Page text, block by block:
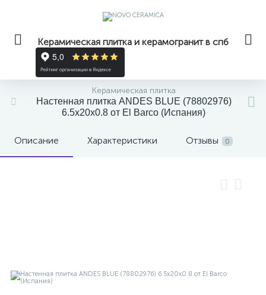
Керамическая плитка и керамогранит в спб
Керамическая плитка
Настенная плитка ANDES BLUE (78802976)
6.5x20x0.8 от El Barco (Испания)
Описание Характеристики Отзывы 0